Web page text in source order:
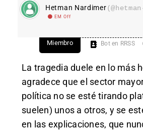
Hetman Nardimer
EM Off
Miembro Bot en RRSS
La tragedia duele en lo más
agradece que el sector
política no se esté tirando
suelen) unos a otros, y se
en las explicaciones, que